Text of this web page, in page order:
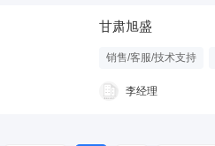
甘肃旭盛
销售/客服/技术支持
李经理